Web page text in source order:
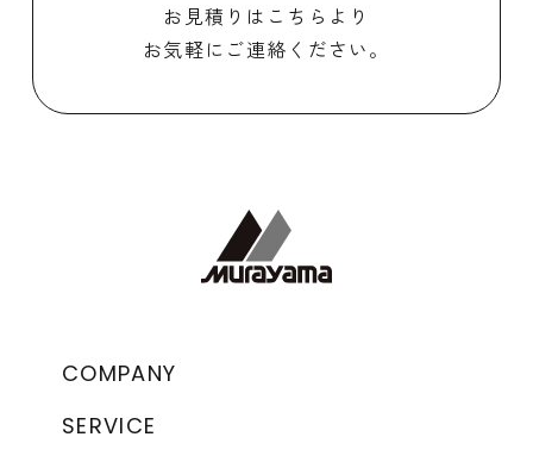
お見積りはこちらより
お気軽にご連絡ください。
COMPANY
SERVICE